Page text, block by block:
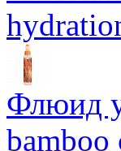
Флюид